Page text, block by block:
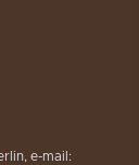
e-mail: